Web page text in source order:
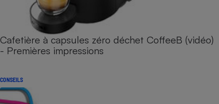
Cafetière à capsules zéro déchet CoffeeB (vidéo)
- Premières impressions
CONSEILS